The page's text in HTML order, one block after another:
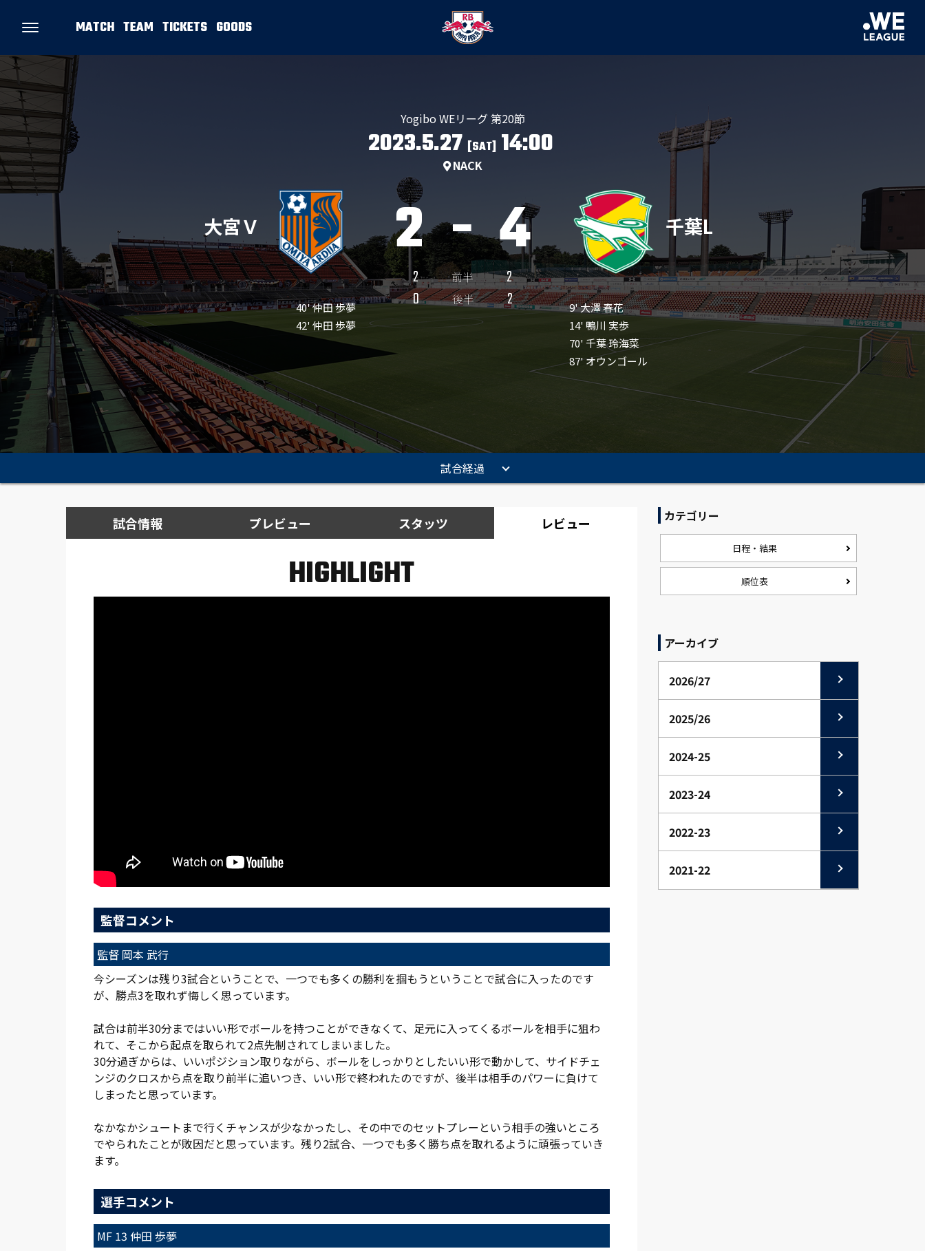
MATCH TEAM TICKETS GOODS
Yogibo WEリーグ 第20節
2023.5.27 [SAT] 14:00
NACK
大宮Ｖ
40' 仲田 歩夢
42' 仲田 歩夢
2 - 4
2 前半
2
0
後半 2
千葉L
9' 大澤 春花
14' 鴨川 実歩
70' 千葉 玲海菜
87' オウンゴール
試合経過
試合情報 プレビュー スタッツ レビュー
HIGHLIGHT
監督コメント
監督 岡本 武行
今シーズンは残り3試合ということで、一つでも多くの勝利を掴もうということで試合に入ったのです
が、勝点3を取れず悔しく思っています。
試合は前半30分まではいい形でボールを持つことができなくて、足元に入ってくるボールを相手に狙わ
れて、そこから起点を取られて2点先制されてしまいました。
30分過ぎからは、いいポジション取りながら、ボールをしっかりとしたいい形で動かして、サイドチェ
ンジのクロスから点を取り前半に追いつき、いい形で終われたのですが、後半は相手のパワーに負けて
しまったと思っています。
なかなかシュートまで行くチャンスが少なかったし、その中でのセットプレーという相手の強いところ
でやられたことが敗因だと思っています。残り2試合、一つでも多く勝ち点を取れるように頑張っていき
ます。
選手コメント
MF 13 仲田 歩夢
カテゴリー
日程・結果
順位表
アーカイブ
2026/27
2025/26
2024-25
2023-24
2022-23
2021-22